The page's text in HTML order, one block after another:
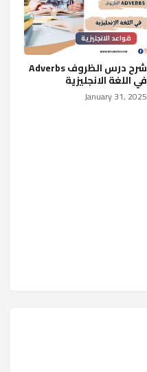
قواعد الانجليزية
شرح درس الظروف Adverbs
في اللغة الانجليزية
January 31, 2025